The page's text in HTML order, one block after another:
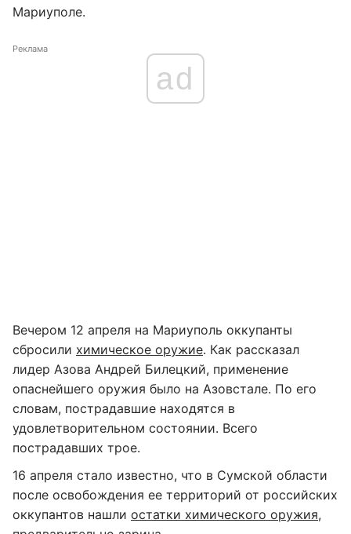
Мариуполе.
Реклама
ad
Вечером 12 апреля на Мариуполь оккупанты
сбросили химическое оружие. Как рассказал
лидер Азова Андрей Билецкий, применение
опаснейшего оружия было на Азовстале. По его
словам, пострадавшие находятся в
удовлетворительном состоянии. Всего
пострадавших трое.
16 апреля стало известно, что в Сумской области
после освобождения ее территорий от российских
оккупантов нашли остатки химического оружия,